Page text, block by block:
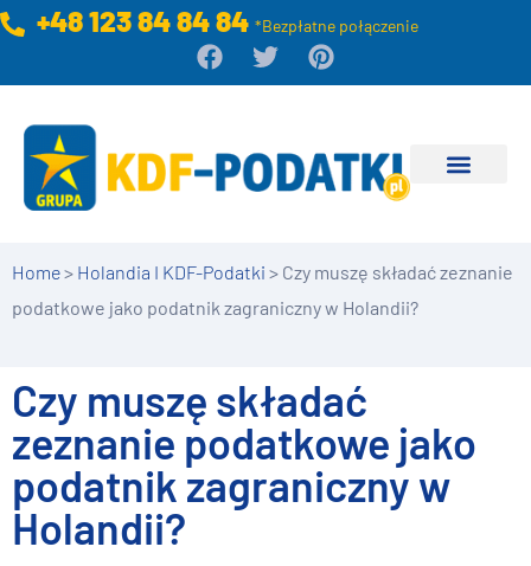
+48 123 84 84 84*Bezpłatne połączenie
Home> Holandia I KDF-Podatki > Czy muszę składać zeznanie
podatkowe jako podatnik zagraniczny w Holandii?
Czy muszę składać
zeznanie podatkowe jako
podatnik zagraniczny w
Holandii?